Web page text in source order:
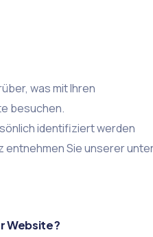
was mit Ihren
besuchen.
identifiziert werden
entnehmen Sie unserer
Website?